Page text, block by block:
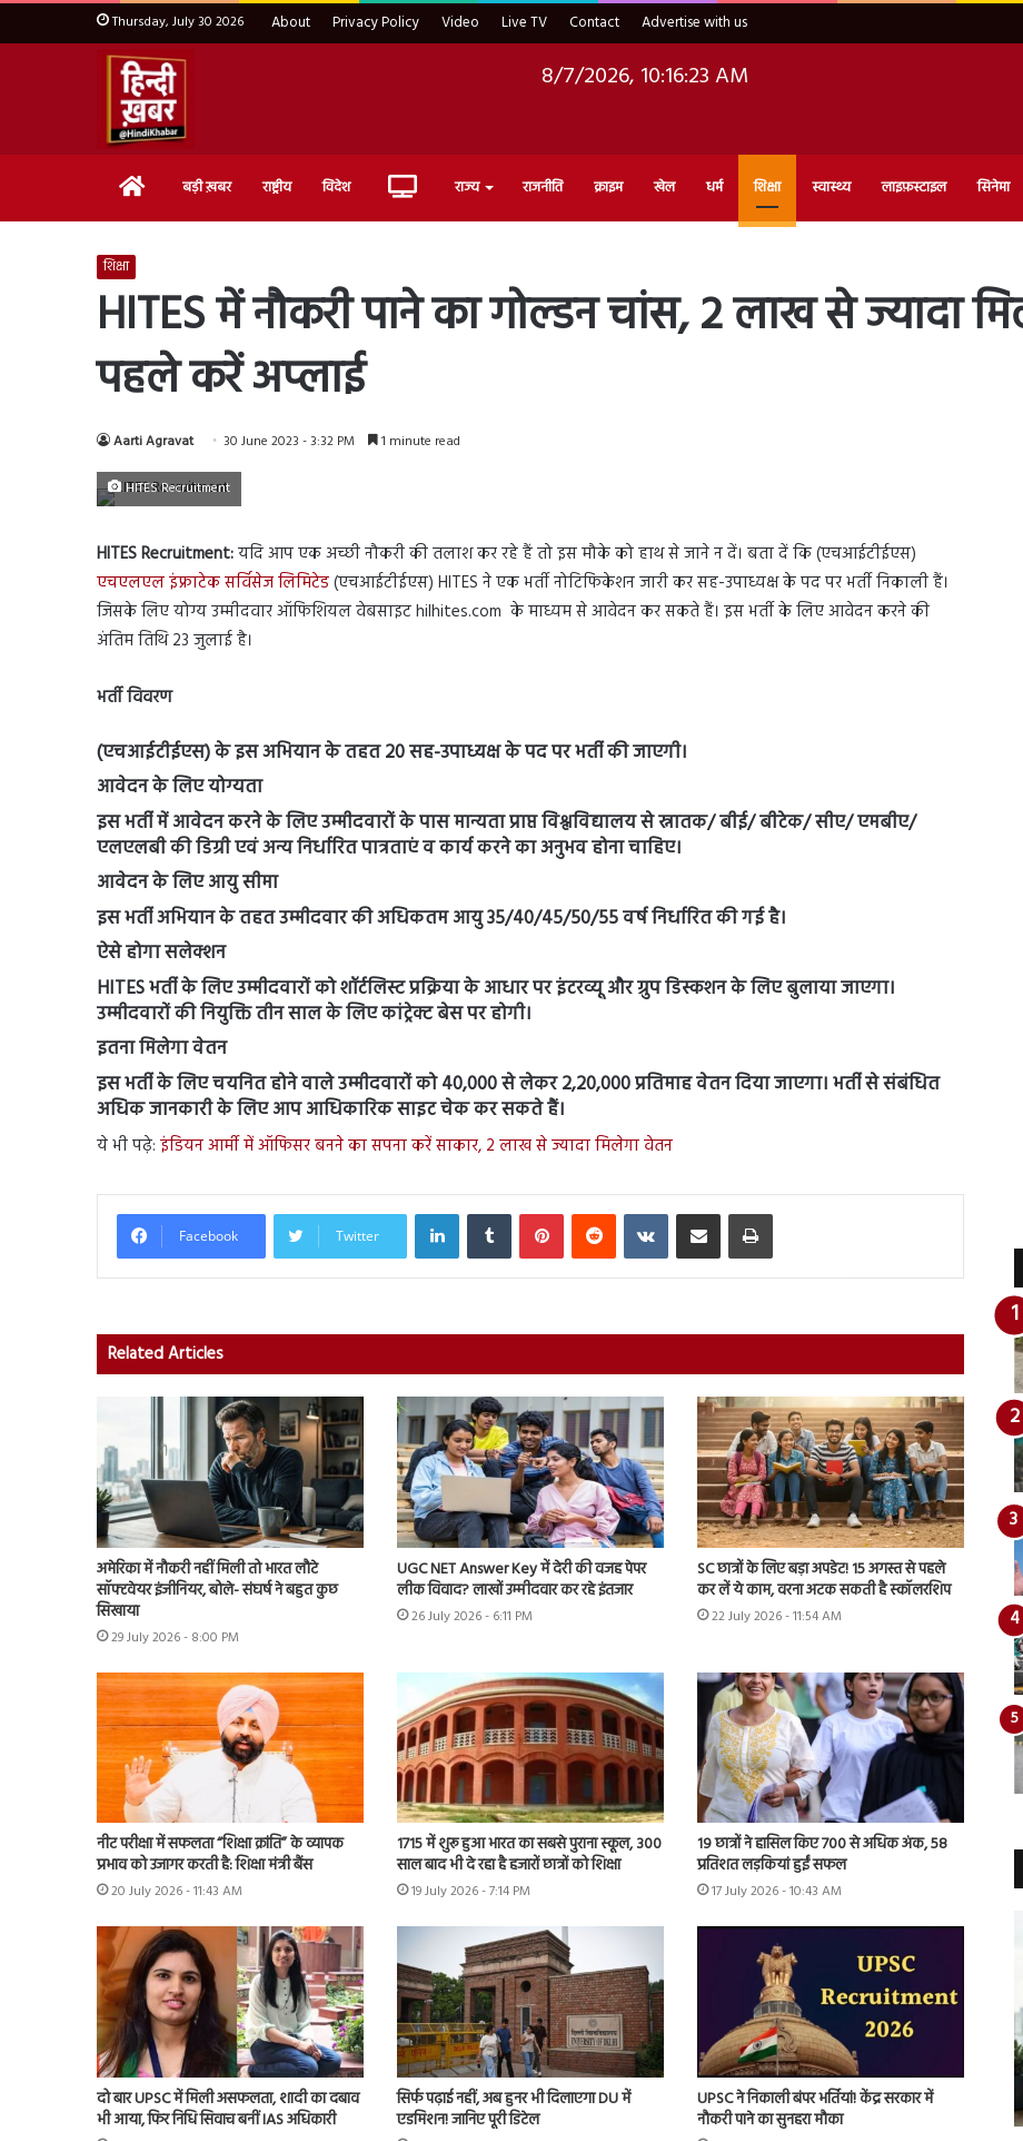
Thursday, July 30 2026 About Privacy Policy Video Live TV Contact Advertise with us
8/7/2026, 10:16:24 AM
Home बड़ी ख़बर राष्ट्रीय विदेश Live राज्य राजनीति क्राइम खेल धर्म शिक्षा स्वास्थ्य लाइफ़स्टाइल सिनेमा
शिक्षा
HITES में नौकरी पाने का गोल्डन चांस, 2 लाख से ज्यादा
पहले करें अप्लाई
Aarti Agravat 30 June 2023 - 3:32 PM 1 minute read
HITES Recruitment
HITES Recruitment:यदि आप एक अच्छी नौकरी की तलाश कर रहे हैं तो इस मौके को हाथ से जाने न दें। बता दें कि (एचआईटीईएस)
एचएलएल इंफ्राटेक सर्विसेज लिमिटेड(एचआईटीईएस) HITES ने एक भर्ती नोटिफिकेशन जारी कर सह-उपाध्यक्ष के पद पर भर्ती निकाली हैं।
जिसके लिए योग्य उम्मीदवार ऑफिशियल वेबसाइट hilhites.com के माध्यम से आवेदन कर सकते हैं। इस भर्ती के लिए आवेदन करने की
अंतिम तिथि 23 जुलाई है।
भर्ती विवरण
(एचआईटीईएस) के इस अभियान के तहत 20 सह-उपाध्यक्ष के पद पर भर्ती की जाएगी।
आवेदन के लिए योग्यता
इस भर्ती में आवेदन करने के लिए उम्मीदवारों के पास मान्यता प्राप्त विश्लविद्यालय से स्नातक/ बीई/ बीटेक/ सीए/ एमबीए/
एलएलबी की डिग्री एवं अन्य निर्धारित पात्रताएं व कार्य करने का अनुभव होना चाहिए।
आवेदन के लिए आयु सीमा
इस भर्ती अभियान के तहत उम्मीदवार की अधिकतम आयु 35/40/45/50/55 वर्ष निर्धारित की गई है।
ऐसे होगा सलेक्शन
HITES भर्ती के लिए उम्मीदवारों को शॉर्टलिस्ट प्रक्रिया के आधार पर इंटरव्यू और ग्रुप डिस्कशन के लिए बुलाया जाएगा।
उम्मीदवारों की नियुक्ति तीन साल के लिए कांट्रेक्ट बेस पर होगी।
इतना मिलेगा वेतन
इस भर्ती के लिए चयनित होने वाले उम्मीदवारों को 40,000 से लेकर 2,20,000 प्रतिमाह वेतन दिया जाएगा। भर्ती से संबंधित
अधिक जानकारी के लिए आप आधिकारिक साइट चेक कर सकते हैं।
ये भी पढ़े: इंडियन आर्मी में ऑफिसर बनने का सपना करें साकार, 2 लाख से ज्यादा मिलेगा वेतन
Facebook Twitter
LinkedInTumblr PinterestReddit VKontakteShare via Email Print
Related Articles
अमेरिका में नौकरी नहीं मिली तो भारत लौटे
सॉफ्टवेयर इंजीनियर, बोले- संघर्ष ने बहुत कुछ
सिखाया
29 July 2026 - 8:00 PM
UGC NET Answer Key में देरी की वजह पेपर
लीक विवाद? लाखों उम्मीदवार कर रहे इंतजार
26 July 2026 - 6:11 PM
SC छात्रों के लिए बड़ा अपडेट! 15 अगस्त से पहले
कर लें ये काम, वरना अटक सकती है स्कॉलरशिप
22 July 2026 - 11:54 AM
नीट परीक्षा में सफलता “शिक्षा क्रांति” के व्यापक
प्रभाव को उजागर करती है: शिक्षा मंत्री बैंस
20 July 2026 - 11:43 AM
1715 में शुरू हुआ भारत का सबसे पुराना स्कूल, 300
साल बाद भी दे रहा है हजारों छात्रों को शिक्षा
19 July 2026 - 7:14 PM
19 छात्रों ने हासिल किए 700 से अधिक अंक, 58
प्रतिशत लड़कियां हुईं सफल
17 July 2026 - 10:43 AM
दो बार UPSC में मिली असफलता, शादी का दबाव
भी आया, फिर निधि सिवाच बनीं IAS अधिकारी
सिर्फ पढ़ाई नहीं, अब हुनर भी दिलाएगा DU में
एडमिशन! जानिए पूरी डिटेल
UPSC ने निकाली बंपर भर्तियां! केंद्र सरकार में
नौकरी पाने का सुनहरा मौका